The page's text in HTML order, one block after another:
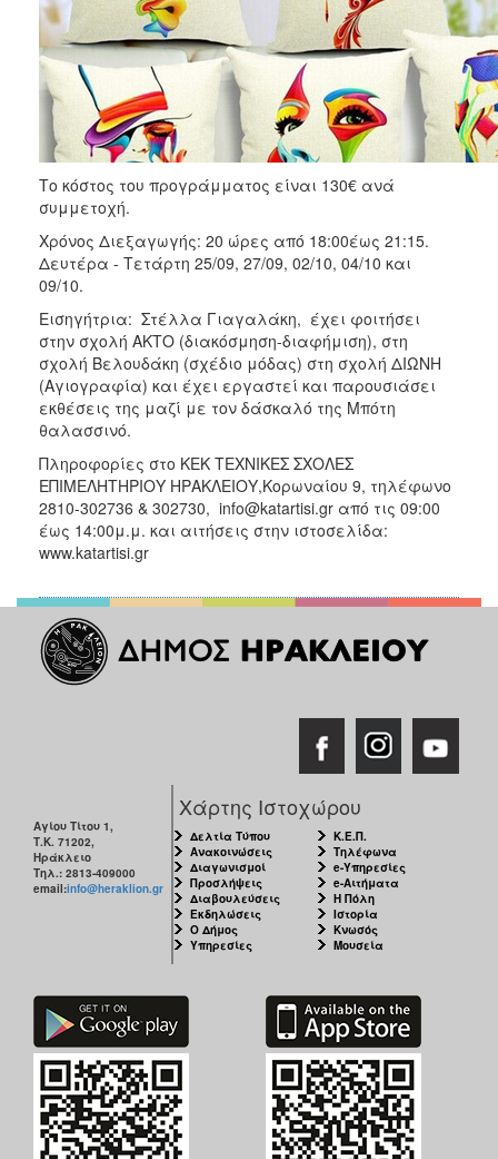
Το κόστος του προγράμματος είναι 130€ ανά
συμμετοχή.
Χρόνος Διεξαγωγής: 20 ώρες από 18:00έως 21:15.
Δευτέρα - Τετάρτη 25/09, 27/09, 02/10, 04/10 και
09/10.
Εισηγήτρια: Στέλλα Γιαγαλάκη, έχει φοιτήσει
στην σχολή ΑΚΤΟ (διακόσμηση-διαφήμιση), στη
σχολή Βελουδάκη (σχέδιο μόδας) στη σχολή ΔΙΩΝΗ
(Αγιογραφία) και έχει εργαστεί και παρουσιάσει
εκθέσεις της μαζί με τον δάσκαλό της Μπότη
θαλασσινό.
Πληροφορίες στο ΚΕΚ ΤΕΧΝΙΚΕΣ ΣΧΟΛΕΣ
ΕΠΙΜΕΛΗΤΗΡΙΟΥ ΗΡΑΚΛΕΙΟΥ,Κορωναίου 9, τηλέφωνο
2810-302736 & 302730, info@katartisi.gr από τις 09:00
έως 14:00μ.μ. και αιτήσεις στην ιστοσελίδα:
www.katartisi.gr
Αγίου Τίτου 1,
Τ.Κ. 71202,
Ηράκλειο
Τηλ.: 2813-409000
email:info@heraklion.gr
Χάρτης Ιστοχώρου
Δελτία Τύπου
Ανακοινώσεις
Διαγωνισμοί
Προσλήψεις
Διαβουλεύσεις
Εκδηλώσεις
Ο Δήμος
Υπηρεσίες
Κ.Ε.Π.
Τηλέφωνα
e-Υπηρεσίες
e-Αιτήματα
Η Πόλη
Ιστορία
Κνωσός
Μουσεία